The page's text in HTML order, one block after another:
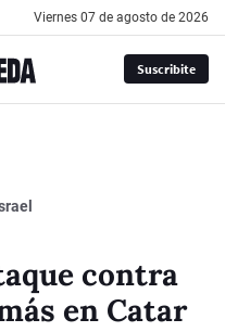
viernes 07 de agosto de 2026
Suscribite
contra
en Catar